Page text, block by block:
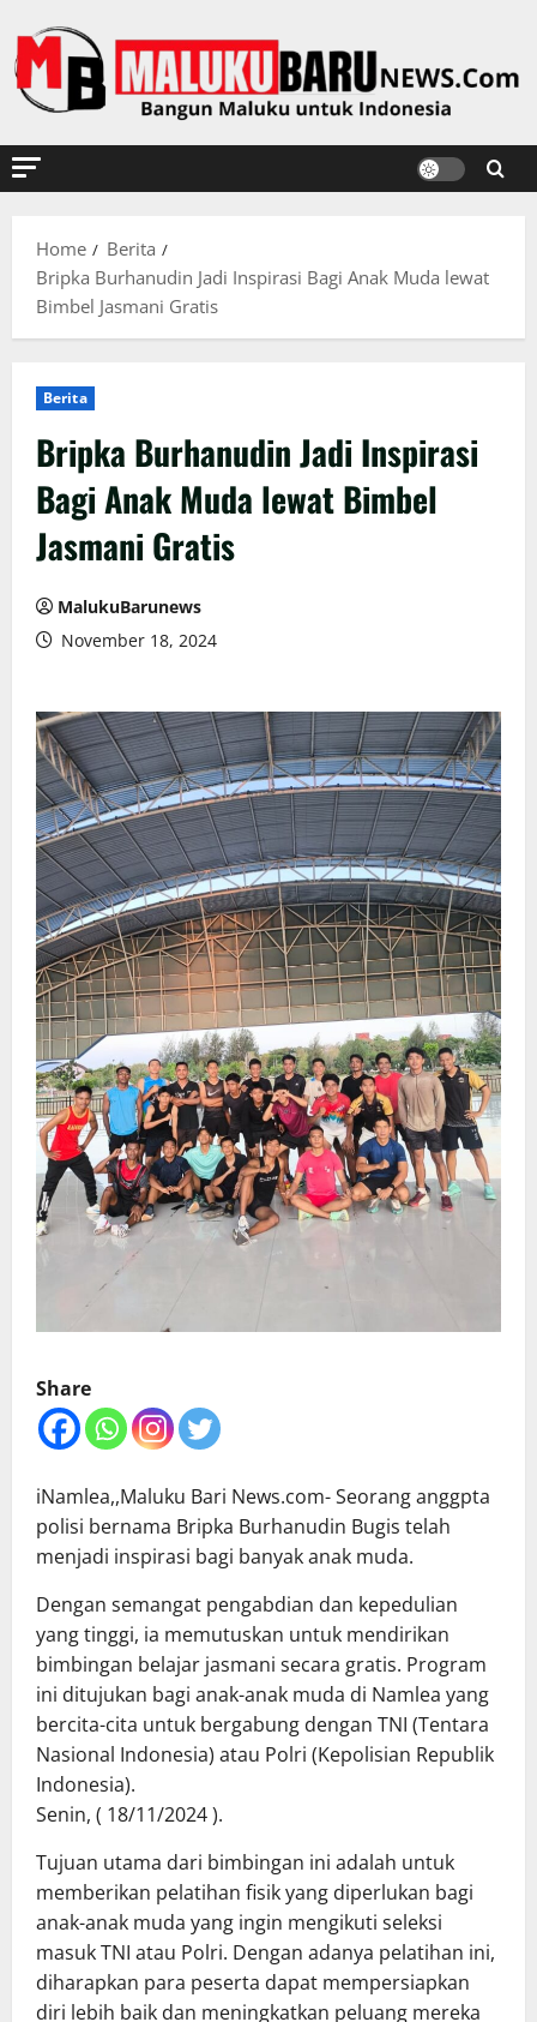
to
content
Home
Berita
Bripka Burhanudin Jadi Inspirasi Bagi Anak Muda lewat
Bimbel Jasmani Gratis
Berita
Bripka Burhanudin Jadi Inspirasi
Bagi Anak Muda lewat Bimbel
Jasmani Gratis
MalukuBarunews
November 18, 2024
Share
iNamlea,,Maluku Bari News.com- Seorang anggpta
polisi bernama Bripka Burhanudin Bugis telah
menjadi inspirasi bagi banyak anak muda.
Dengan semangat pengabdian dan kepedulian
yang tinggi, ia memutuskan untuk mendirikan
bimbingan belajar jasmani secara gratis. Program
ini ditujukan bagi anak-anak muda di Namlea yang
bercita-cita untuk bergabung dengan TNI (Tentara
Nasional Indonesia) atau Polri (Kepolisian Republik
Indonesia).
Senin, ( 18/11/2024 ).
Tujuan utama dari bimbingan ini adalah untuk
memberikan pelatihan fisik yang diperlukan bagi
anak-anak muda yang ingin mengikuti seleksi
masuk TNI atau Polri. Dengan adanya pelatihan ini,
diharapkan para peserta dapat mempersiapkan
diri lebih baik dan meningkatkan peluang mereka